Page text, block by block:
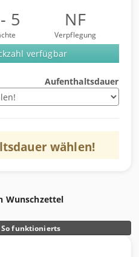
5 NF
Verpflegung
verfügbar
Aufenthaltsdauer
wählen!
Wunschzettel
So funktionierts